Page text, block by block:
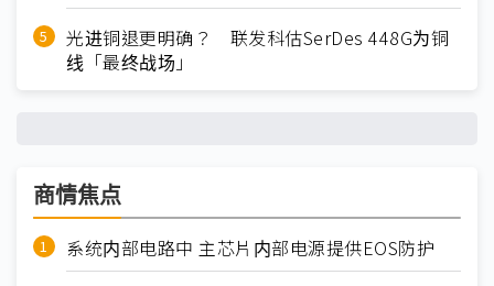
光进铜退更明确？ 联发科估SerDes 448G为铜
线「最终战场」
商情焦点
系统内部电路中 主芯片内部电源提供EOS防护